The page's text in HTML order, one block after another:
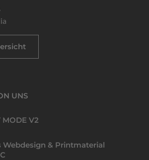
UNS
MODE V2
Webdesign & Printmaterial